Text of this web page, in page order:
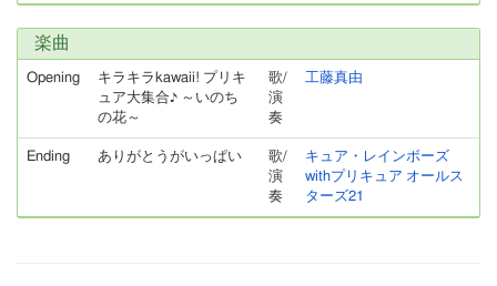
楽曲
Opening
キラキラkawaii! プリキ
ュア大集合♪ ～いのち
の花～
歌/
演
奏
工藤真由
Ending ありがとうがいっぱい
歌/
演
奏
キュア・レインボーズ
withプリキュア オールス
ターズ21